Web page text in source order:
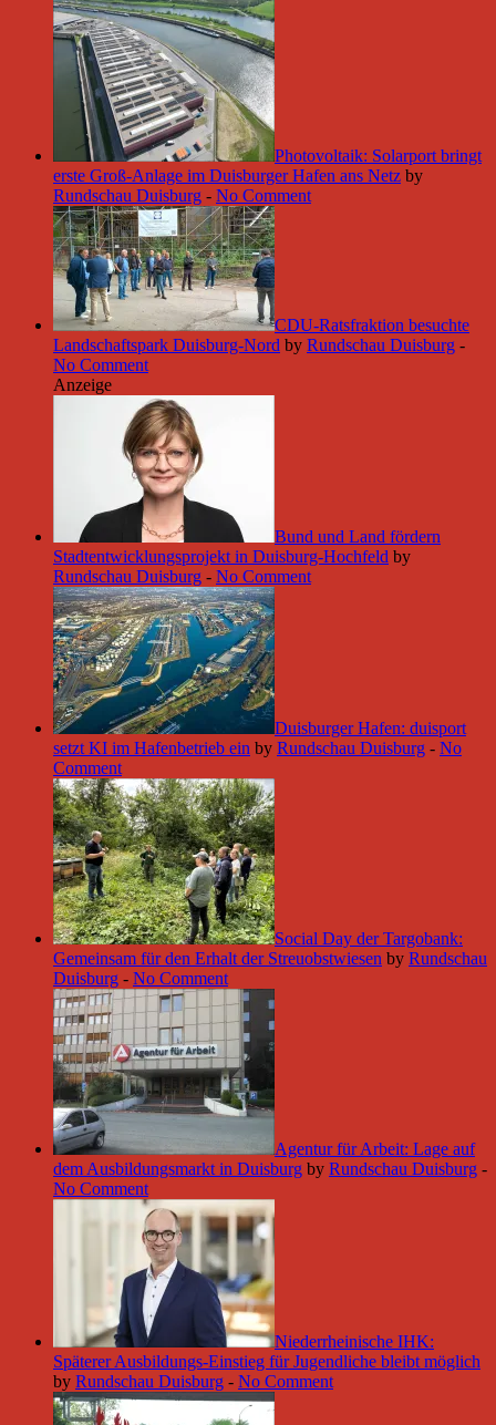
Photovoltaik: Solarport bringt
erste Groß-Anlage im Duisburger Hafen ans Netz by
Rundschau Duisburg - No Comment
CDU-Ratsfraktion besuchte
Landschaftspark Duisburg-Nord by Rundschau Duisburg -
No Comment
Anzeige
Bund und Land fördern
Stadtentwicklungsprojekt in Duisburg-Hochfeld by
Rundschau Duisburg - No Comment
Duisburger Hafen: duisport
setzt KI im Hafenbetrieb ein by Rundschau Duisburg - No
Comment
Social Day der Targobank:
Gemeinsam für den Erhalt der Streuobstwiesen by Rundschau
Duisburg - No Comment
Agentur für Arbeit: Lage auf
dem Ausbildungsmarkt in Duisburg by Rundschau Duisburg -
No Comment
Niederrheinische IHK:
Späterer Ausbildungs-Einstieg für Jugendliche bleibt möglich
by Rundschau Duisburg - No Comment